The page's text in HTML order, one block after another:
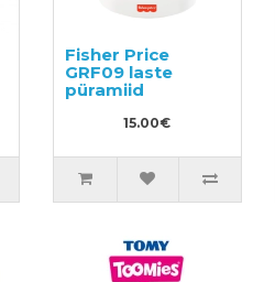
Fisher Price
GRF09 laste
püramiid
15.00€